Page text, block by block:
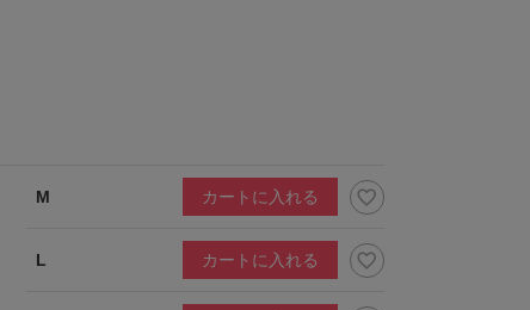
M カートに入れる
L カートに入れる